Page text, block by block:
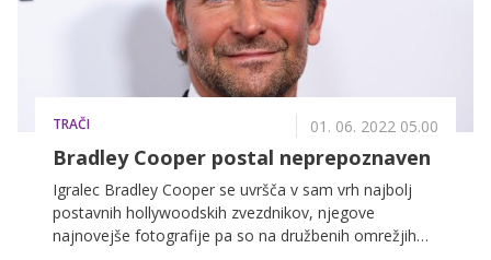
TRAČI 01. 06. 2022 05.00
Bradley Cooper postal neprepoznaven
Igralec Bradley Cooper se uvršča v sam vrh najbolj
postavnih hollywoodskih zvezdnikov, njegove
najnovejše fotografije pa so na družbenih omrežjih